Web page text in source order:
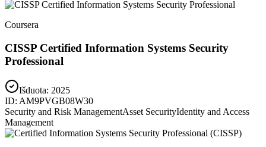
Coursera
CISSP Certified Information Systems Security
Professional
Išduota: 2025
ID: AM9PVGB08W30
Security and Risk ManagementAsset SecurityIdentity and Access
Management